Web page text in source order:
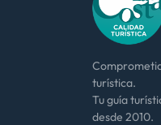
turística.
Tu guía
desde 2010.